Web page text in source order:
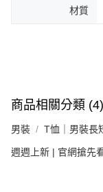
材質
商品相關分類 (4)
男裝 T恤｜男裝長
週週上新 | 官網搶先